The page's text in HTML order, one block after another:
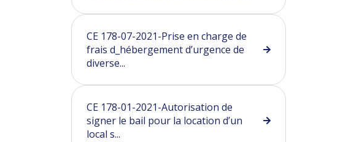
CE 178-07-2021-Prise en charge de
frais d_hébergement d’urgence de
diverse...
CE 178-01-2021-Autorisation de
signer le bail pour la location d’un
local s...